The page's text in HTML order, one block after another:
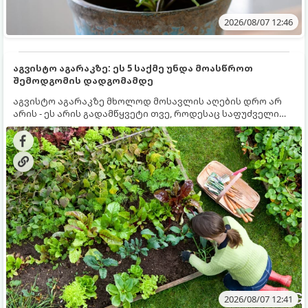
2026/08/07 12:46
აგვისტო აგარაკზე: ეს 5 საქმე უნდა მოასწროთ
შემოდგომის დადგომამდე
აგვისტო აგარაკზე მხოლოდ მოსავლის აღების დრო არ
არის - ეს არის გადამწყვეტი თვე, როდესაც საფუძველი
ეყრება მომავალი წლის მოსავალს და ბაღი მზადდება
შემოდგომა-ზამთრის სეზონისთვის. იმისათვის, რომ
ნიადაგმა ენერგია აღიდგინოს, ხოლო მცენარეებმა
ზამთარს გაუძლონ, აგვისტოს ბოლომდე 5
მნიშვნელოვანი საქმის გაკეთება უნდა მოასწროთ:
2026/08/07 12:41